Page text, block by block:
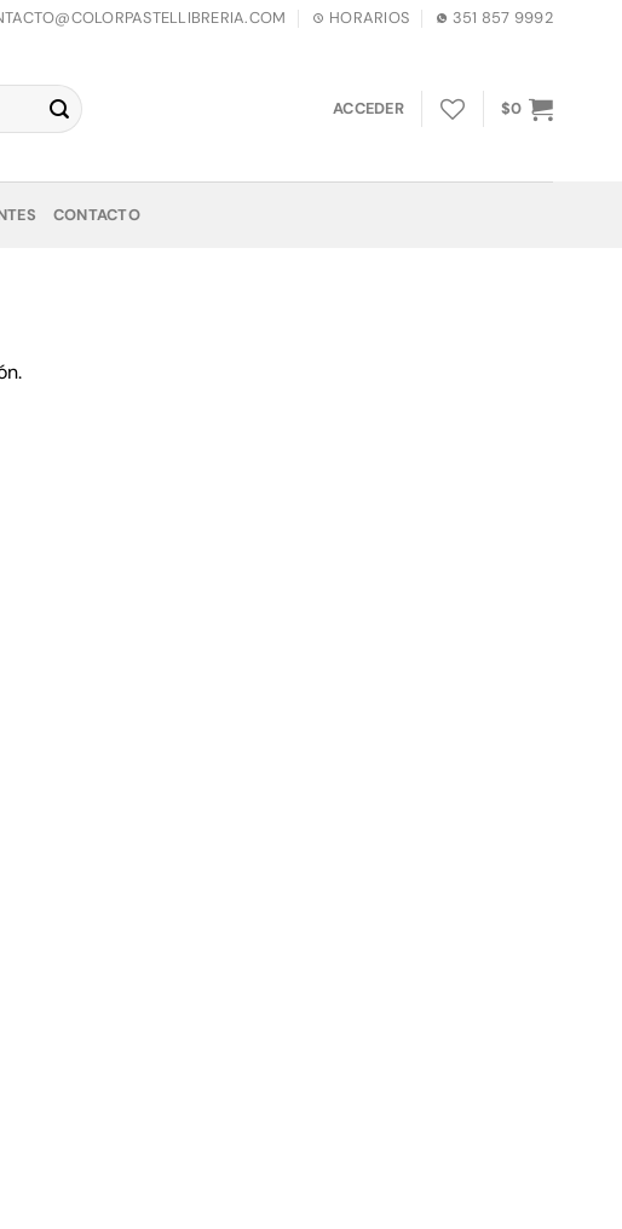
HORARIOS 351 857 9992
ACCEDER $0
CONTACTO